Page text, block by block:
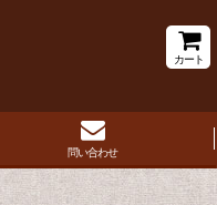
カート
問い合わせ